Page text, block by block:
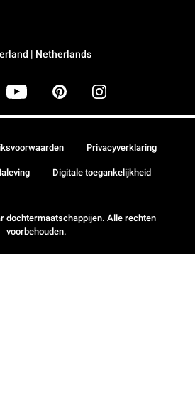
| Netherlands
dochtermaatschappijen. Alle rechten
voorbehouden.
Privacyverklaring
Digitale toegankelijkheid